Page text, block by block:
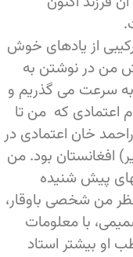
از یادهای خوش
من در نوشتن به
به سرعت می گذریم و
اعتمادی که من تا
خان اعتمادی در
افغانستان بود. من
پیش شنیده
من شخصی باوقار،
با معلومات
بیشتر استاد